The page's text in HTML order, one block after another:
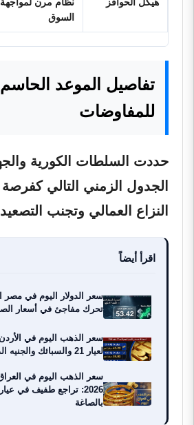
السوق
تفاصيل الموعد الحاسم
للمفاوضات
حددت السلطات الكورية
الجدول الزمني التالي كفرصة
النزاع العمالي وتجنب
اقرأ أيضاً
تحرك مفاجئ في أسعار
لعيار 21 والسبائك والجنيه الذهب
بالصاغة